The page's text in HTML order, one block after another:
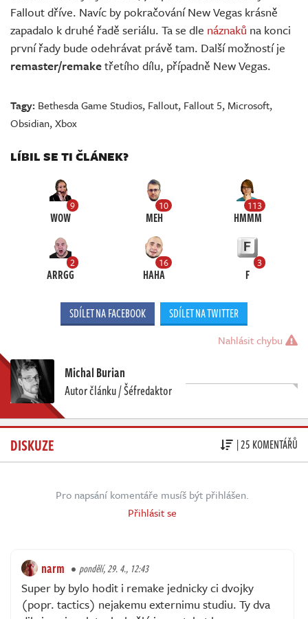
Fallout dříve. Navíc by pokračování New Vegas krásně
zapadalo k druhé řadě seriálu. Ta se dle náznaků na konci
první řady bude odehrávat právě tam. Další možností je
remaster/remaketřetího dílu, případně New Vegas.
Tagy: Bethesda Game Studios, Fallout, Fallout 5, Microsoft,
Obsidian,Xbox
LÍBIL SE TI ČLÁNEK?
9
WOW
10
MEH
113
HMMM
2
ARRGG
16
HAHA
3
F
SDÍLET NA FACEBOOK SDÍLET NA TWITTER
Nahlásit chybu
Michal Burian
Autor článku / Šéfredaktor
DISKUZE | 25 KOMENTÁŘŮ
Pro napsání komentáře musíš být přihlášen.
Přihlásit se
narm pondělí, 29. 4., 12:43
Super by bylo hodit i remake jednicky ci dvojky
(popr. tactics) nejakemu externimu studiu. Ty dva